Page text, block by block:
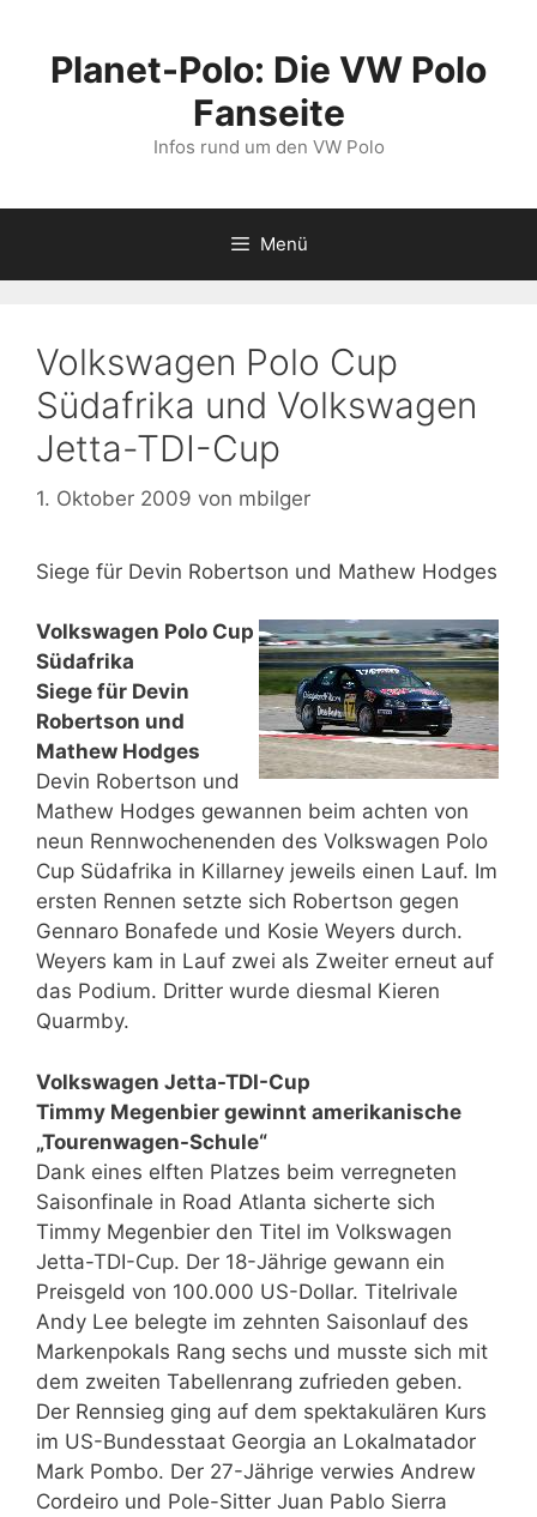
springenPlanet-Polo: Die VW Polo
Fanseite
Infos rund um den VW Polo
Menü
Volkswagen Polo Cup
Südafrika und Volkswagen
Jetta-TDI-Cup
1. Oktober 2009 von mbilger
Siege für Devin Robertson und Mathew Hodges
Volkswagen Polo Cup
Südafrika
Siege für Devin
Robertson und
Mathew Hodges
Devin Robertson und
Mathew Hodges gewannen beim achten von
neun Rennwochenenden des Volkswagen Polo
Cup Südafrika in Killarney jeweils einen Lauf. Im
ersten Rennen setzte sich Robertson gegen
Gennaro Bonafede und Kosie Weyers durch.
Weyers kam in Lauf zwei als Zweiter erneut auf
das Podium. Dritter wurde diesmal Kieren
Quarmby.
Volkswagen Jetta-TDI-Cup
Timmy Megenbier gewinnt amerikanische
„Tourenwagen-Schule“
Dank eines elften Platzes beim verregneten
Saisonfinale in Road Atlanta sicherte sich
Timmy Megenbier den Titel im Volkswagen
Jetta-TDI-Cup. Der 18-Jährige gewann ein
Preisgeld von 100.000 US-Dollar. Titelrivale
Andy Lee belegte im zehnten Saisonlauf des
Markenpokals Rang sechs und musste sich mit
dem zweiten Tabellenrang zufrieden geben.
Der Rennsieg ging auf dem spektakulären Kurs
im US-Bundesstaat Georgia an Lokalmatador
Mark Pombo. Der 27-Jährige verwies Andrew
Cordeiro und Pole-Sitter Juan Pablo Sierra